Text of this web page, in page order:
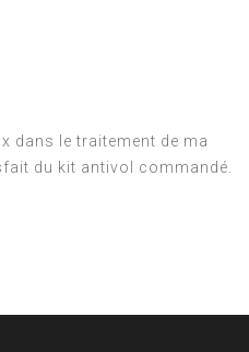
dans le traitement de ma
du kit antivol commandé.